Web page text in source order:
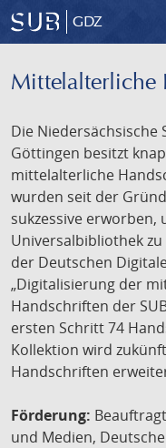
GDZ
Mittelalterliche
Die
Göttingen besitzt
mittelalterliche
wurden seit der
sukzessive erworben,
Universalbibliothek
der Deutschen
„Digitalisierung der
Handschriften der
ersten Schritt 74
Kollektion wird
Handschriften
Förderung:
und Medien,